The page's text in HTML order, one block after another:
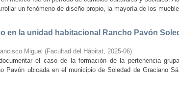
un fenómeno de diseño propio, la mayoría de los
en la unidad habitacional Rancho Pavón
Miguel (Facultad del Hábitat, 2025-06)
el caso de la formación de la pertenencia
Pavón ubicada en el municipio de Soledad de Graciano